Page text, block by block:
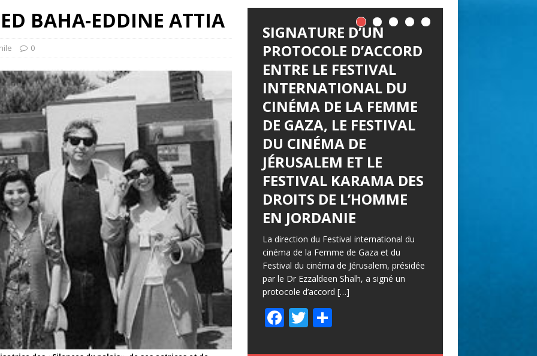
BAHA-EDDINE ATTIA
0
SIGNATURE D’UN
PROTOCOLE D’ACCORD
ENTRE LE FESTIVAL
INTERNATIONAL DU
CINÉMA DE LA FEMME
DE GAZA, LE FESTIVAL
DU CINÉMA DE
JÉRUSALEM ET LE
FESTIVAL KARAMA DES
DROITS DE L’HOMME
EN JORDANIE
La direction du Festival international du
cinéma de la Femme de Gaza et du
Festival du cinéma de Jérusalem, présidée
par le Dr Ezzaldeen Shalh, a signé un
protocole d’accord […]
F T P